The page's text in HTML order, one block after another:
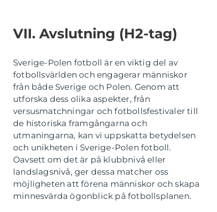
VII. Avslutning (H2-tag)
Sverige-Polen fotboll är en viktig del av
fotbollsvärlden och engagerar människor
från både Sverige och Polen. Genom att
utforska dess olika aspekter, från
versusmatchningar och fotbollsfestivaler till
de historiska framgångarna och
utmaningarna, kan vi uppskatta betydelsen
och unikheten i Sverige-Polen fotboll.
Oavsett om det är på klubbnivå eller
landslagsnivå, ger dessa matcher oss
möjligheten att förena människor och skapa
minnesvärda ögonblick på fotbollsplanen.